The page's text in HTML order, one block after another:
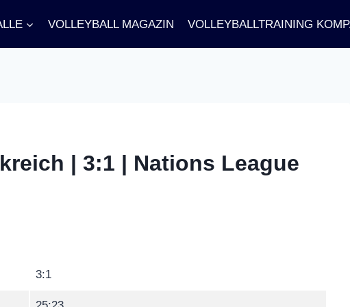
VOLLEYBALL MAGAZIN VOLLEYBALLTRAINING
| 3:1 | Nations League
3:1